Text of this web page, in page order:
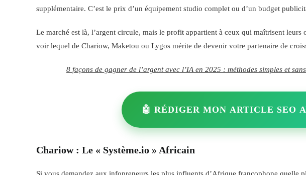
supplémentaire. C’est le prix d’un équipement studio complet ou d’un budget
Le marché est là, l’argent circule, mais le profit appartient à ceux qui maîtrisent leurs
voir lequel de Chariow, Maketou ou Lygos mérite de devenir votre partenaire de
8 façons de gagner de l’argent avec l’IA en 2025 : méthodes simples et
🤖 RÉDIGER MON ARTICLE SEO
Chariow : Le « Système.io » Africain